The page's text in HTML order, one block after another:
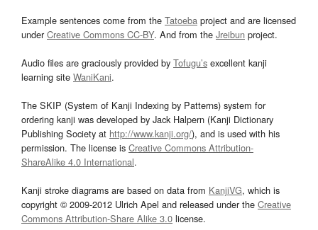
Example sentences come from the Tatoeba project and are licensed
underCreative Commons CC-BY. And from the Jreibun project.
Audio files are graciously provided by Tofugu’s excellent kanji
learning site WaniKani.
The SKIP (System of Kanji Indexing by Patterns) system for
ordering kanji was developed by Jack Halpern (Kanji Dictionary
Publishing Society at http://www.kanji.org/), and is used with his
permission. The license is Creative Commons Attribution-
ShareAlike 4.0 International.
Kanji stroke diagrams are based on data from KanjiVG, which is
copyright © 2009-2012 Ulrich Apel and released under the Creative
Commons Attribution-Share Alike 3.0 license.